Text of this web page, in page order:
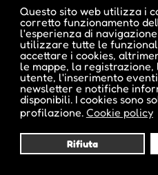
Questo sito web utilizza i
corretto funzionamento
l'esperienza di
utilizzare tutte le
accettare i cookies,
le mappe, la registrazione,
utente, l'inserimento
newsletter e notifiche
disponibili. I cookies sono
profilazione. Cookie policy
Rifiuta
uffici provinciali,
DATI 2019
Iscritti corsi di educazione
Numero dei corsi, seminari,
permanente: 1.288
9.500